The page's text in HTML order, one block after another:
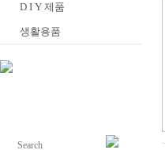
D I Y 제품
생활용품